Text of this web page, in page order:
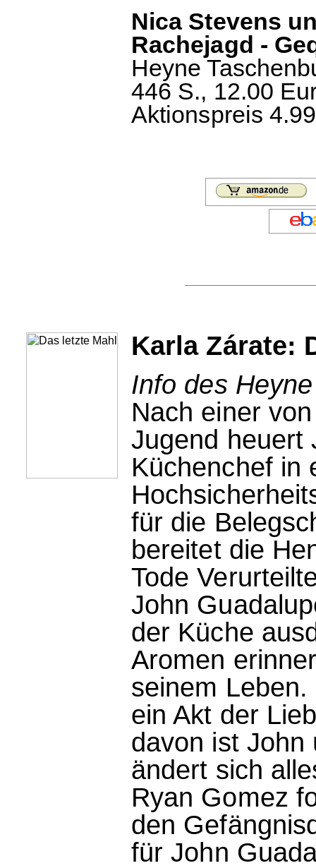
Nica Stevens
Rachejagd -
Heyne
446 S., 12.00
Aktionspreis
Karla Zárate:
Info des
Nach einer
Jugend heuert
Küchenchef in
für die
bereitet die
Tode
John
der Küche
Aromen
seinem
ein Akt der
davon ist John
ändert sich
Ryan Gomez
den
für John